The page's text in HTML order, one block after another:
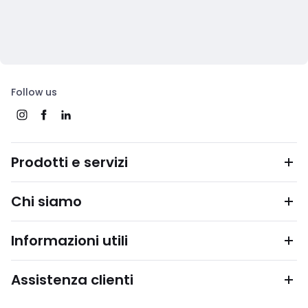
Follow us
Prodotti e servizi
Chi siamo
Informazioni utili
Assistenza clienti